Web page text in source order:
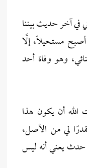
في آخر حديث بيننا
مستحيلًا، إلَّا
وهو وفاة أحد
أن يكون هذا
لي من الأصل،
حدث يعني أنه ليس